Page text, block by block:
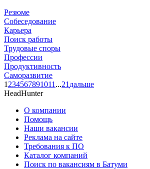
Резюме
Собеседование
Карьера
Поиск работы
Трудовые споры
Профессии
Продуктивность
Саморазвитие
1 234567891011 ...21 дальше
HeadHunter
О компании
Помощь
Наши вакансии
Реклама на сайте
Требования к ПО
Каталог компаний
Поиск по вакансиям в Батуми